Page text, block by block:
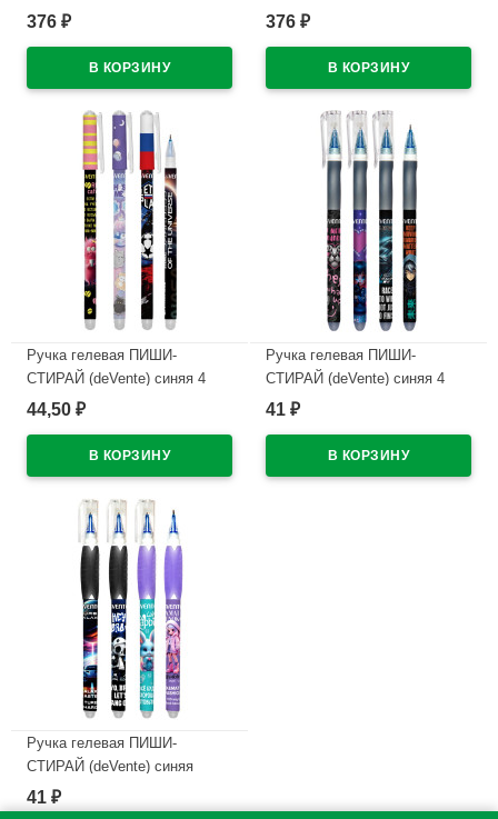
лавандово-пепельный с
376 ₽
Эстетик (Esthetics) бургунди с
376 ₽
Ручка гелевая ПИШИ-
СТИРАЙ (deVente) синяя 4
дизайна корпуса ассорти
44,50 ₽
Ручка гелевая ПИШИ-
СТИРАЙ (deVente) синяя 4
дизайна корпуса ассорти
41 ₽
Ручка гелевая ПИШИ-
СТИРАЙ (deVente) синяя
ассорти 0,5мм арт.5051626
(Ст.)
41 ₽